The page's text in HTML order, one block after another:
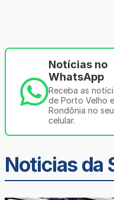
Notícias no
WhatsApp
Receba as
de Porto Velho e
Rondônia no seu
celular.
Noticias da